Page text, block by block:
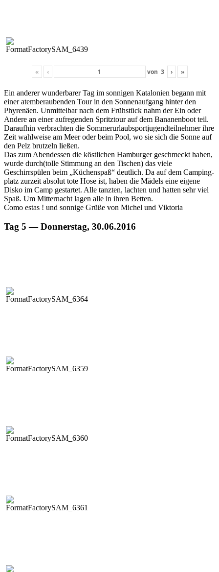
« ‹ von 3 › »
Ein ander­er wun­der­bar­er Tag im son­ni­gen Kat­alonien begann mit
ein­er atem­ber­auben­den Tour in den Son­nenauf­gang hin­ter den
Phyrenäen. Unmit­tel­bar nach dem Früh­stück nahm der Ein oder
Andere an ein­er aufre­gen­den Spritz­tour auf dem Bana­nen­boot teil.
Daraufhin ver­bracht­en die Som­merurlaub­sportju­gendteil­nehmer ihre
Zeit wahlweise am Meer oder beim Pool, wo sie sich die Sonne auf
den Pelz brutzeln ließen.
Das zum Aben­dessen die köstlichen Ham­burg­er geschmeckt haben,
wurde durch(tolle Stim­mung an den Tis­chen) das viele
Geschirrspülen beim „Küchenspaß“ deut­lich. Da auf dem Camp­ing­
platz zurzeit abso­lut tote Hose ist, haben die Mädels eine eigene
Disko im Camp ges­tartet. Alle tanzten, lacht­en und hat­ten sehr viel
Spaß. Um Mit­ter­nacht lagen alle in ihren Betten.
Como estas ! und son­nige Grüße von Michel und Viktoria
Tag 5 — Donnerstag, 30.06.2016